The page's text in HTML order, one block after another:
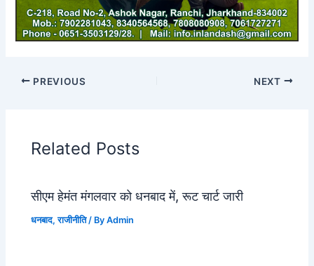
PREVIOUS NEXT
Related Posts
सीएम हेमंत मंगलवार को धनबाद में, रूट चार्ट जारी
धनबाद,राजीनीति/ ByAdmin